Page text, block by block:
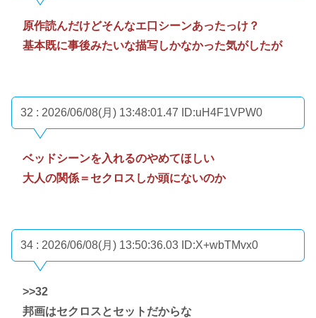
原作読んだけどそんなエ口シーンあったっけ？
基本既に事後みたいな描写しかなかった気がしたが
32 : 2026/06/08(月) 13:48:01.47 ID:uH4F1VPW0
ベッドシーンを入れるのやめてほしい
大人の関係＝セクロスしか頭にないのか
34 : 2026/06/08(月) 13:50:36.03 ID:X+wbTMvx0
>>32
邦画はセクロスとセットだからな